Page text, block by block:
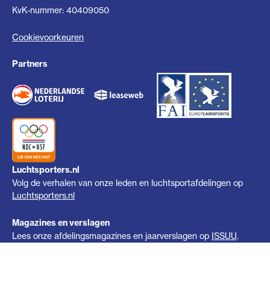
KvK-nummer: 40409050
Cookievoorkeuren
Partners
Luchtsporters.nl
Volg de verhalen van onze leden en luchtsportafdelingen op
Luchtsporters.nl
Magazines en verslagen
Lees onze afdelingsmagazines en jaarverslagen op ISSUU.